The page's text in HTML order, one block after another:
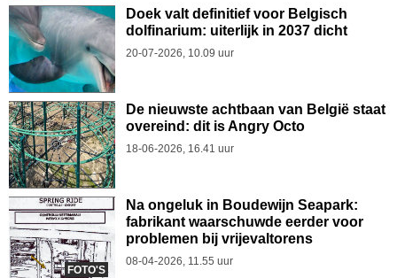
Doek valt definitief voor Belgisch
dolfinarium: uiterlijk in 2037 dicht
20-07-2026, 10.09 uur
De nieuwste achtbaan van België staat
overeind: dit is Angry Octo
18-06-2026, 16.41 uur
FOTO'S
Na ongeluk in Boudewijn Seapark:
fabrikant waarschuwde eerder voor
problemen bij vrijevaltorens
08-04-2026, 11.55 uur